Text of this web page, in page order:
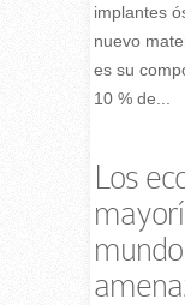
implantes
nuevo
es su
10 % de...
Los